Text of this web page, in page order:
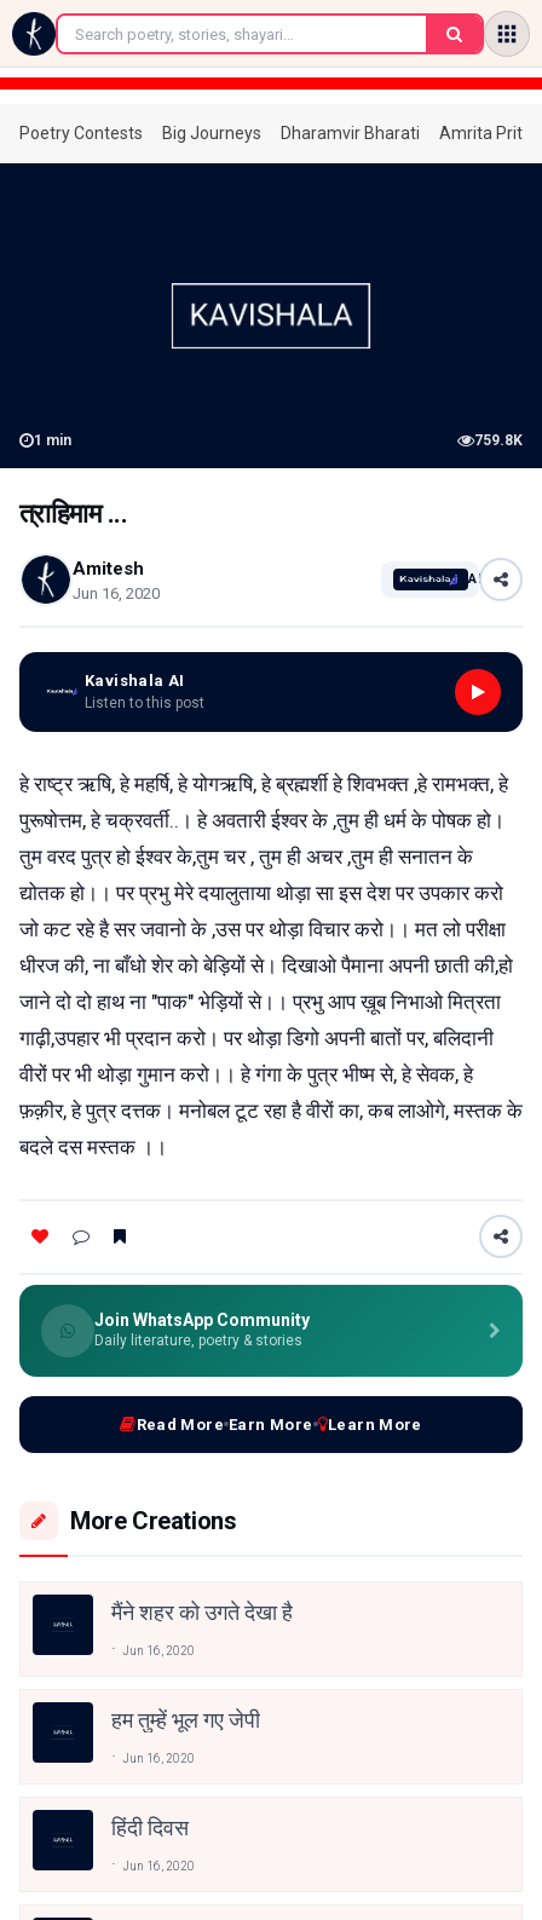
←
Poetry Contests Big Journeys Dharamvir Bharati Amrita
1 min 759.8K
त्राहिमाम ...
Amitesh
Jun 16, 2020
AI
Kavishala AI
Listen to this post
हे राष्ट्र ऋषि, हे महर्षि, हे योगऋषि, हे ब्रह्मर्शी हे शिवभक्त ,हे रामभक्त, हे
पुरूषोत्तम, हे चक्रवर्ती..। हे अवतारी ईश्वर के ,तुम ही धर्म के पोषक हो।
तुम वरद पुत्र हो ईश्वर के,तुम चर , तुम ही अचर ,तुम ही सनातन के
द्योतक हो।। पर प्रभु मेरे दयालुताया थोड़ा सा इस देश पर उपकार करो
जो कट रहे है सर जवानो के ,उस पर थोड़ा विचार करो।। मत लो परीक्षा
धीरज की, ना बाँधो शेर को बेड़ियों से। दिखाओ पैमाना अपनी छाती की,हो
जाने दो दो हाथ ना "पाक" भेड़ियों से।। प्रभु आप ख़ूब निभाओ मित्रता
गाढ़ी,उपहार भी प्रदान करो। पर थोड़ा डिगो अपनी बातों पर, बलिदानी
वीरों पर भी थोड़ा गुमान करो।। हे गंगा के पुत्र भीष्म से, हे सेवक, हे
फ़क़ीर, हे पुत्र दत्तक। मनोबल टूट रहा है वीरों का, कब लाओगे, मस्तक के
बदले दस मस्तक ।।
Join WhatsApp Community
Daily literature, poetry & stories
Read More Earn More Learn More
More Creations
मैंने शहर को उगते देखा है
Jun 16, 2020
हम तुम्हें भूल गए जेपी
Jun 16, 2020
हिंदी दिवस
Jun 16, 2020